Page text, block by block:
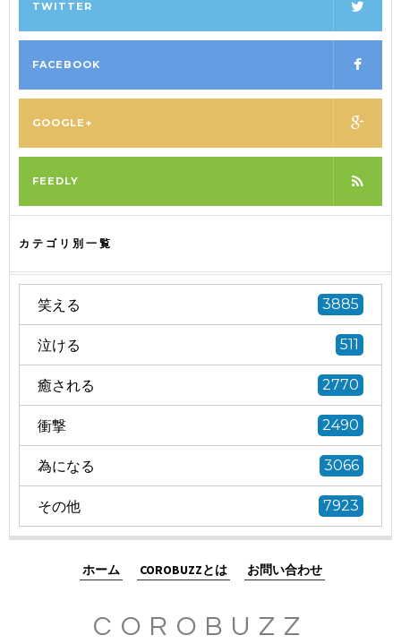
TWITTER
FACEBOOK
GOOGLE+
FEEDLY
カテゴリ別一覧
笑える 3885
泣ける 511
癒される 2770
衝撃 2490
為になる 3066
その他 7923
ホーム COROBUZZとは お問い合わせ
COROBUZZ